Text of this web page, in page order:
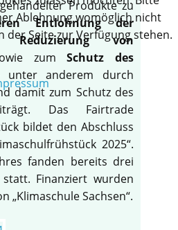
Produkte zu
Entlohnung der
Reduzierung von
zumSchutz des
unter anderem durch
damit zum Schutz des
Das Fairtrade
bildet den Abschluss
2025“.
fanden bereits drei
Finanziert wurden
„Klimaschule Sachsen“.
Ablehnung womöglich nicht
der Seite zur Verfügung stehen.